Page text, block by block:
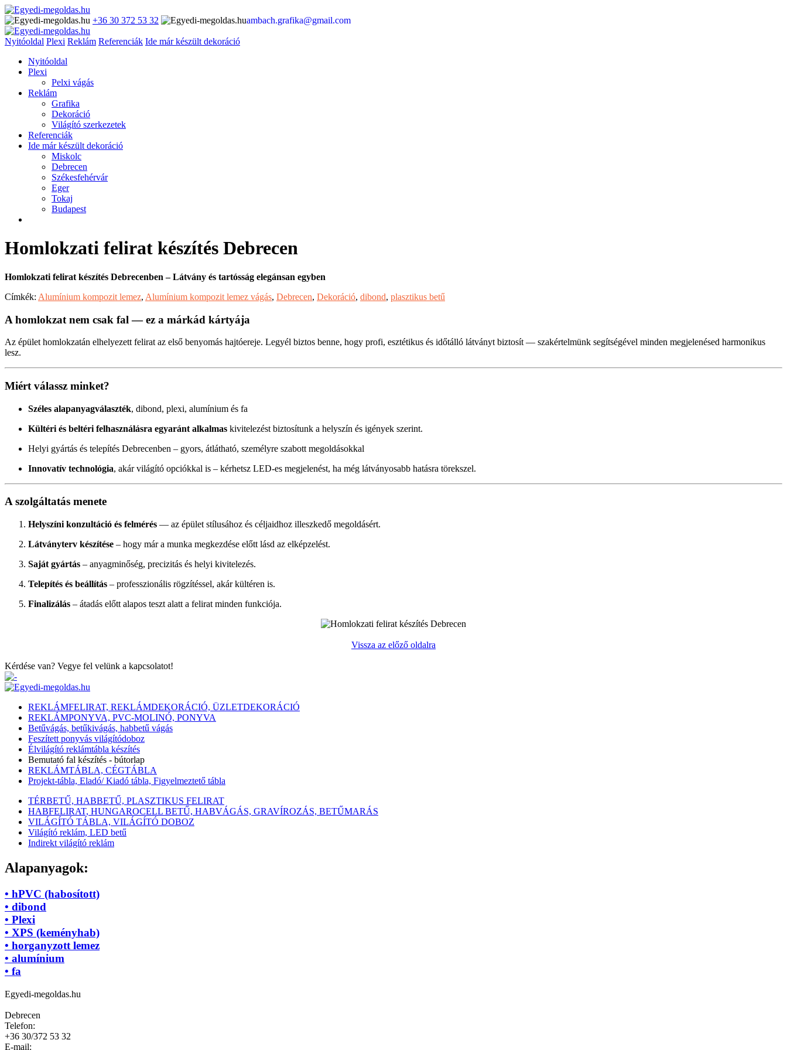
+36 30 372 53 32 ambach.grafika@gmail.com
Nyitóoldal Plexi Reklám Referenciák Ide már készült dekoráció
Nyitóoldal
Plexi
Pelxi vágás
Reklám
Grafika
Dekoráció
Világító szerkezetek
Referenciák
Ide már készült dekoráció
Miskolc
Debrecen
Székesfehérvár
Eger
Tokaj
Budapest
Homlokzati felirat készítés Debrecen
Homlokzati felirat készítés Debrecenben – Látvány és tartósság elegánsan egyben
Címkék: Alumínium kompozit lemez, Alumínium kompozit lemez vágás, Debrecen, Dekoráció, dibond, plasztikus betű
A homlokzat nem csak fal — ez a márkád kártyája
Az épület homlokzatán elhelyezett felirat az első benyomás hajtóereje. Legyél biztos benne, hogy profi, esztétikus és időtálló látványt biztosít — szakértelmünk segítségével minden megjelenésed harmonikus
lesz.
Miért válassz minket?
Széles alapanyagválaszték, dibond, plexi, alumínium és fa
Kültéri és beltéri felhasználásra egyaránt alkalmas kivitelezést biztosítunk a helyszín és igények szerint.
Helyi gyártás és telepítés Debrecenben – gyors, átlátható, személyre szabott megoldásokkal
Innovatív technológia, akár világító opciókkal is – kérhetsz LED-es megjelenést, ha még látványosabb hatásra törekszel.
A szolgáltatás menete
Helyszíni konzultáció és felmérés — az épület stílusához és céljaidhoz illeszkedő megoldásért.
Látványterv készítése – hogy már a munka megkezdése előtt lásd az elképzelést.
Saját gyártás – anyagminőség, precizitás és helyi kivitelezés.
Telepítés és beállítás – professzionális rögzítéssel, akár kültéren is.
Finalizálás – átadás előtt alapos teszt alatt a felirat minden funkciója.
Vissza az előző oldalra
Kérdése van? Vegye fel velünk a kapcsolatot!
REKLÁMFELIRAT, REKLÁMDEKORÁCIÓ, ÜZLETDEKORÁCIÓ
REKLÁMPONYVA, PVC-MOLINÓ, PONYVA
Betűvágás, betűkivágás, habbetű vágás
Feszített ponyvás világítódoboz
Élvilágító reklámtábla készítés
Bemutató fal készítés - bútorlap
REKLÁMTÁBLA, CÉGTÁBLA
Projekt-tábla, Eladó/ Kiadó tábla, Figyelmeztető tábla
TÉRBETŰ, HABBETŰ, PLASZTIKUS FELIRAT
HABFELIRAT, HUNGAROCELL BETŰ, HABVÁGÁS, GRAVÍROZÁS, BETŰMARÁS
VILÁGÍTÓ TÁBLA, VILÁGÍTÓ DOBOZ
Világító reklám, LED betű
Indirekt világító reklám
Alapanyagok:
• hPVC (habosított)
• dibond
• Plexi
• XPS (keményhab)
• horganyzott lemez
• alumínium
• fa
Egyedi-megoldas.hu
Debrecen
Telefon:
+36 30/372 53 32
E-mail: